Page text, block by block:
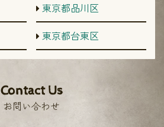
東京都品川区
東京都台東区
Contact Us
お問い合わせ